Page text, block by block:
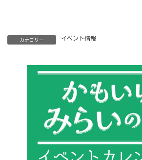
カテゴリー イベント情報